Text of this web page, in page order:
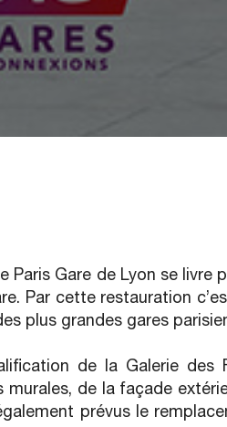
Paris Gare de Lyon se livre
Par cette restauration
plus grandes gares
de la Galerie des
de la façade
prévus le